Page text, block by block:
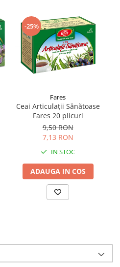
-25%
Fares
Ceai Articulații Sănătoase
Fares 20 plicuri
9,50 RON
7,13 RON
IN STOC
ADAUGA IN COS